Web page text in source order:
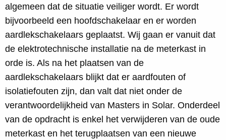
algemeen dat de situatie veiliger wordt. Er wordt
bijvoorbeeld een hoofdschakelaar en er worden
aardlekschakelaars geplaatst. Wij gaan er vanuit dat
de elektrotechnische installatie na de meterkast in
orde is. Als na het plaatsen van de
aardlekschakelaars blijkt dat er aardfouten of
isolatiefouten zijn, dan valt dat niet onder de
verantwoordelijkheid van Masters in Solar. Onderdeel
van de opdracht is enkel het verwijderen van de oude
meterkast en het terugplaatsen van een nieuwe